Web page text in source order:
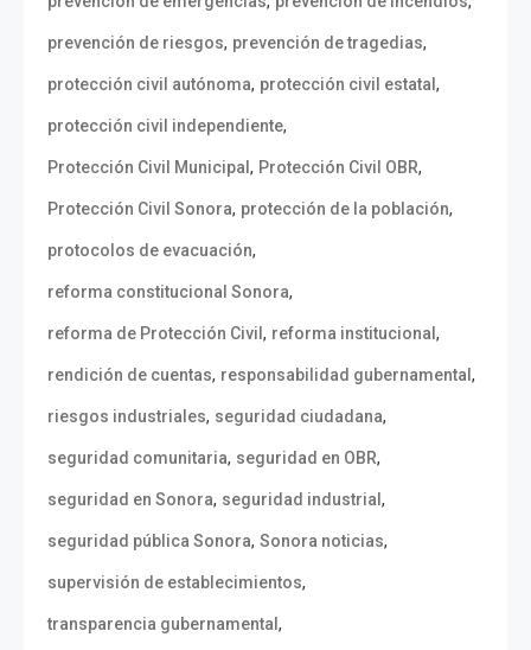
prevención de riesgos, prevención de tragedias,
protección civil autónoma, protección civil estatal ,
protección civil independiente,
Protección Civil Municipal , Protección Civil OBR,
Protección Civil Sonora, protección de la población,
protocolos de evacuación,
reforma constitucional Sonora,
reforma de Protección Civil , reforma institucional ,
rendición de cuentas, responsabilidad gubernamental ,
riesgos industriales, seguridad ciudadana,
seguridad comunitaria, seguridad en OBR,
seguridad en Sonora, seguridad industrial ,
seguridad pública Sonora, Sonora noticias,
supervisión de establecimientos,
transparencia gubernamental ,